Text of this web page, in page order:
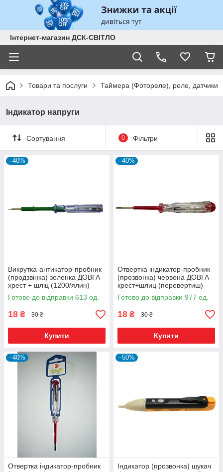
Інтернет-магазин ДСК-СВІТЛО
Товари та послуги Таймера (Фотореле), реле, датчики
Індикатор напруги
Сортування 0 Фільтри
–40%
Викрутка-антикатор-пробник
(продзвінка) зеленка ДОВГА
хрест + шліц (1200/ялин)
(928) (20/пач)R
Готово до відправки 613 од.
18 ₴ 30 ₴
Купити
–40%
Отвертка індикатор-пробник
(прозвонка) червона ДОВГА
крест+шлиц (перевертиш)
(1200/ящ) (20шт/уп) R
Готово до відправки 977 од.
18 ₴ 30 ₴
Купити
–40%
Отвертка індикатор-пробник
–50%
Індикатор (прозвонка) шукач